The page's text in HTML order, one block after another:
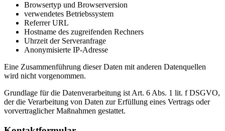
Browsertyp und Browserversion
verwendetes Betriebssystem
Referrer URL
Hostname des zugreifenden Rechners
Uhrzeit der Serveranfrage
Anonymisierte IP-Adresse
Eine Zusammenführung dieser Daten mit anderen Datenquellen
wird nicht vorgenommen.
Grundlage für die Datenverarbeitung ist Art. 6 Abs. 1 lit. f DSGVO,
der die Verarbeitung von Daten zur Erfüllung eines Vertrags oder
vorvertraglicher Maßnahmen gestattet.